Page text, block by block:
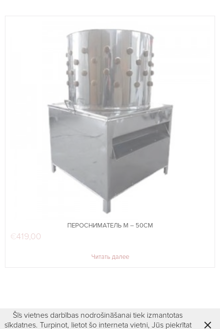
ПЕРОСНИМАТЕЛЬ M – 50СМ
€419,00
Читать далее
Šīs vietnes darbības nodrošināšanai tiek izmantotas
sīkdatnes. Turpinot, lietot šo interneta vietni, Jūs piekrītat